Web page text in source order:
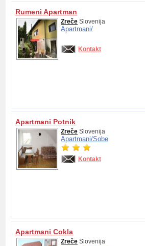
Rumeni Apartman
Zreče Slovenija
Apartmani/
Kontakt
Apartmani Potnik
Zreče Slovenija
Apartmani/Sobe
Kontakt
Apartmani Cokla
Zreče Slovenija